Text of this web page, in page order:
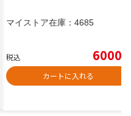
マイストア在庫： 4685
税込 6000
カートに入れる